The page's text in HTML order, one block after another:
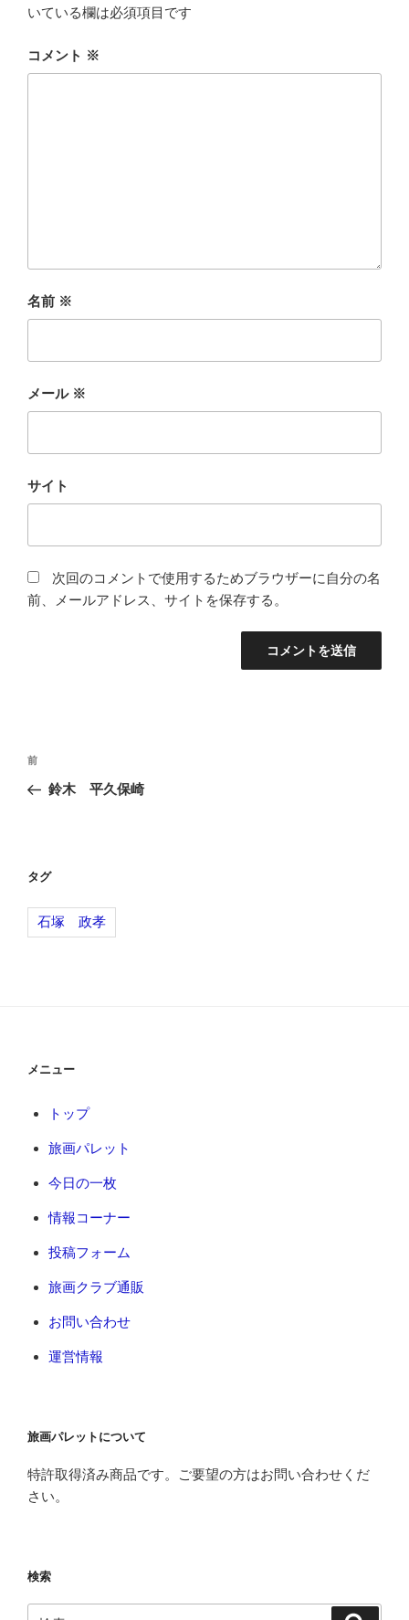
いている欄は必須項目です
コメント ※
名前 ※
メール ※
サイト
次回のコメントで使用するためブラウザーに自分の名
前、メールアドレス、サイトを保存する。
投
ナ
ー
シ
ョ
前
の
前
鈴木 平久保崎
タグ
石塚 政孝
メニュー
トップ
旅画パレット
今日の一枚
情報コーナー
投稿フォーム
旅画クラブ通販
お問い合わせ
運営情報
旅画パレットについて
特許取得済み商品です。ご要望の方はお問い合わせくだ
さい。
検索